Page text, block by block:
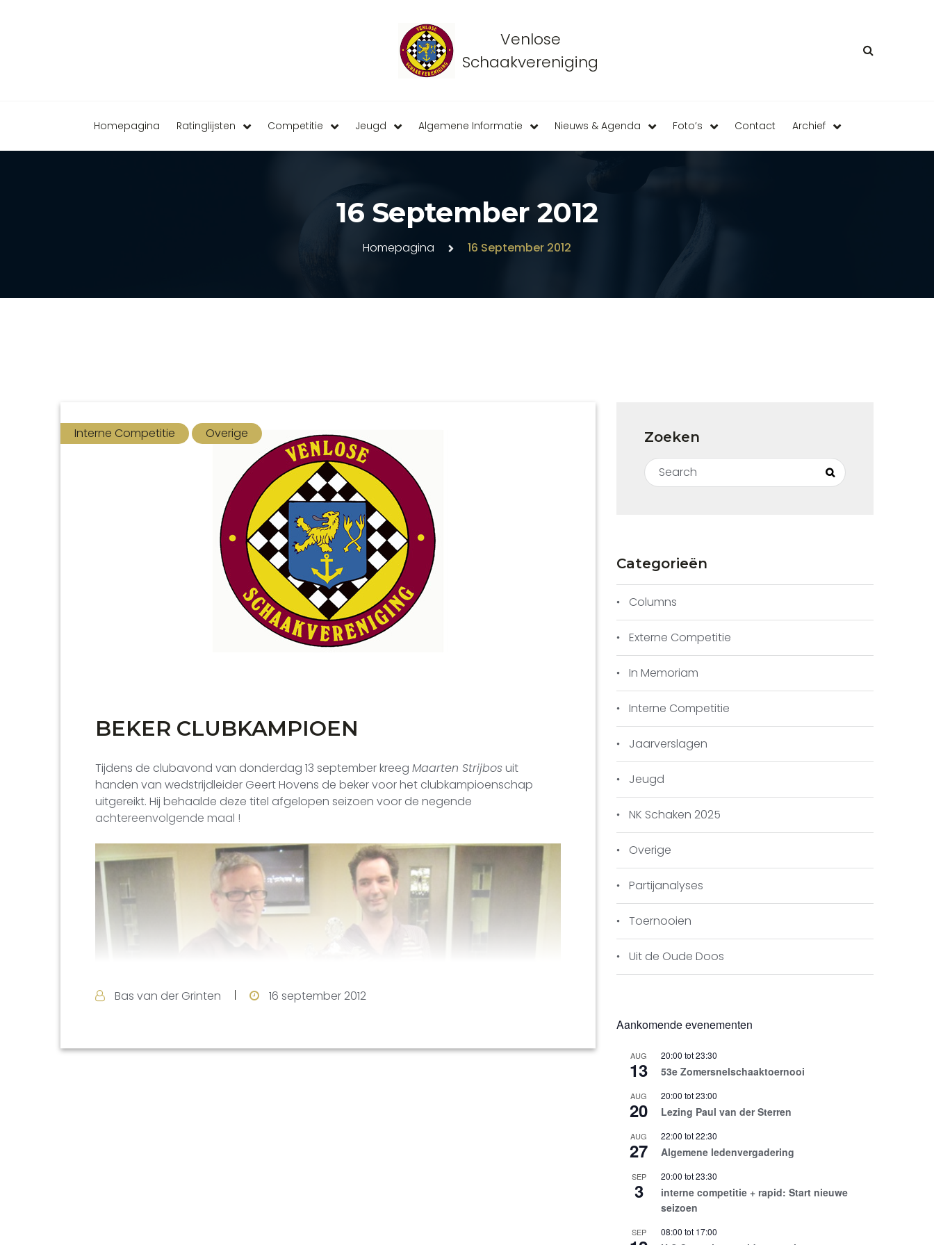
Venlose
Schaakvereniging
Homepagina Ratinglijsten Competitie Jeugd Algemene Informatie Nieuws & Agenda Foto’s Contact Archief
16 September 2012
Homepagina 16 September 2012
Interne Competitie Overige
BEKER CLUBKAMPIOEN
Tijdens de clubavond van donderdag 13 september kreeg Maarten Strijbosuit
handen van wedstrijdleider Geert Hovens de beker voor het clubkampioenschap
uitgereikt. Hij behaalde deze titel afgelopen seizoen voor de negende
achtereenvolgende maal !
Bas van der Grinten 16 september 2012
Zoeken
Search for:
Search
Categorieën
Columns
Externe Competitie
In Memoriam
Interne Competitie
Jaarverslagen
Jeugd
NK Schaken 2025
Overige
Partijanalyses
Toernooien
Uit de Oude Doos
Aankomende evenementen
AUG
13
20:00 tot23:30
53e Zomersnelschaaktoernooi
AUG
20
20:00 tot23:00
Lezing Paul van der Sterren
AUG
27
22:00 tot22:30
Algemene ledenvergadering
SEP
3
20:00 tot23:30
interne competitie + rapid: Start nieuwe
seizoen
SEP 08:00 tot 17:00